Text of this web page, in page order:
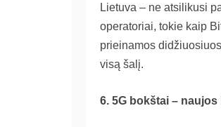
Lietuva – ne atsilikusi
operatoriai, tokie kaip
prieinamos
visą šalį.
6. 5G bokštai –